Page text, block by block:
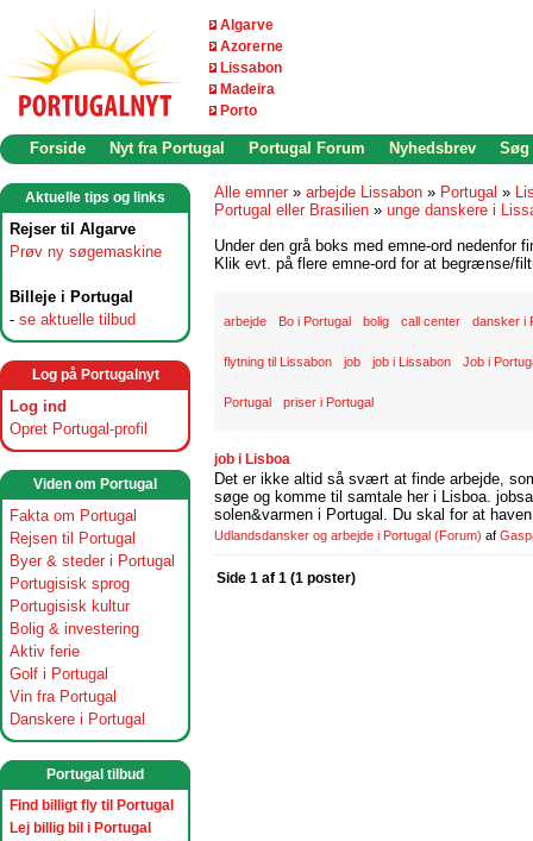
Algarve
Azorerne
Lissabon
Madeira
Porto
Forside Nyt fra Portugal Portugal Forum Nyhedsbrev Søg
Aktuelle tips og links
Rejser til Algarve
Prøv ny søgemaskine
Billeje i Portugal
- se aktuelle tilbud
Log på Portugalnyt
Log ind
Opret Portugal-profil
Viden om Portugal
Fakta om Portugal
Rejsen til Portugal
Byer & steder i Portugal
Portugisisk sprog
Portugisisk kultur
Bolig & investering
Aktiv ferie
Golf i Portugal
Vin fra Portugal
Danskere i Portugal
Portugal tilbud
Find billigt fly til Portugal
Lej billig bil i Portugal
Alle emner » arbejde Lissabon » Portugal »
Portugal eller Brasilien » unge danskere i
Under den grå boks med emne-ord nedenfor
Klik evt. på flere emne-ord for at begrænse/
arbejde Bo i Portugal bolig call center dansker i
flytning til Lissabon job job i Lissabon Job i
Portugal priser i Portugal
job i Lisboa
Det er ikke altid så svært at finde arbejde,
søge og komme til samtale her i Lisboa.
solen&varmen i Portugal. Du skal for at
Udlandsdansker og arbejde i Portugal (Forum) af
Side 1 af 1 (1 poster)